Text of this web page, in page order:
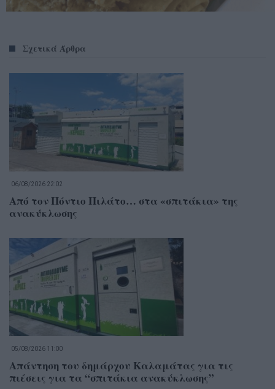
Σχετικά Άρθρα
06/08/2026 22:02
Από τον Πόντιο Πιλάτο… στα «σπιτάκια» της
ανακύκλωσης
05/08/2026 11:00
Απάντηση του δημάρχου Καλαμάτας για τις
πιέσεις για τα “σπιτάκια ανακύκλωσης”